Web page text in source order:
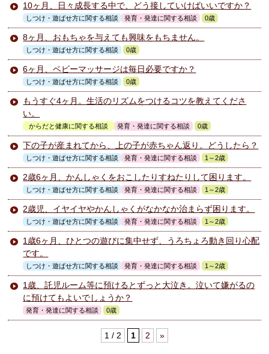
10ヶ月、日々成長する中で、どう接していけばいいですか？
しつけ・遊ばせ方に関する相談 発育・発達に関する相談 0歳
8ヶ月、おもちゃを与えても興味をもちません。
しつけ・遊ばせ方に関する相談 0歳
6ヶ月、ベビーマッサージは毎日必要ですか？
しつけ・遊ばせ方に関する相談 0歳
もうすぐ4ヶ月。生活のリズムをつけるコツを教えてくださ
い。
からだと健康に関する相談 発育・発達に関する相談 0歳
下の子が産まれてから、上の子が赤ちゃん返り。どうしたら？
しつけ・遊ばせ方に関する相談 発育・発達に関する相談 1～2歳
2歳6ヶ月、かんしゃくをおこしたりすねたりして困ります。
しつけ・遊ばせ方に関する相談 発育・発達に関する相談 1～2歳
2歳児、イヤイヤやかんしゃくがなかなか治まらず困ります。
しつけ・遊ばせ方に関する相談 発育・発達に関する相談 1～2歳
1歳6ヶ月、ひとつの遊びに集中せず、うろちょろ動き回り心配
です。
しつけ・遊ばせ方に関する相談 発育・発達に関する相談 1～2歳
1歳、託児ルーム等に預けるとずっと大泣き。泣いて嫌がるの
に預けてもよいでしょうか？
発育・発達に関する相談 0歳
1 / 2 1 2 »